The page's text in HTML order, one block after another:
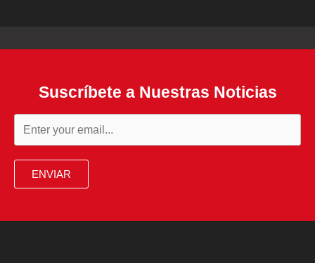
Suscríbete a Nuestras Noticias
ENVIAR